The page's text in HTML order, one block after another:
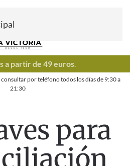
a partir de 49 euros.
por teléfono todos los días de 9:30a
21:30
para